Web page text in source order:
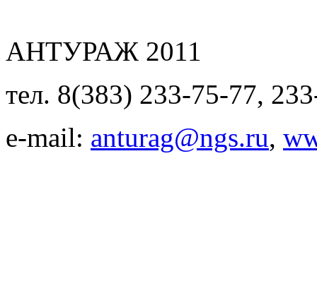
АНТУРАЖ 2011
тел. 8(383) 233-75-77,
e-mail: anturag@ngs.ru,